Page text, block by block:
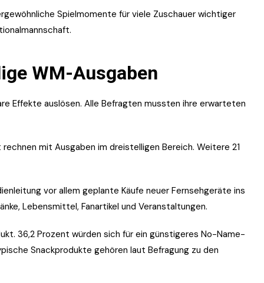
Spielmomente für viele Zuschauer wichtiger
WM-Ausgaben
Effekte auslösen. Alle Befragten mussten ihre erwarteten
mit Ausgaben im dreistelligen Bereich. Weitere 21
vor allem geplante Käufe neuer Fernsehgeräte ins
Lebensmittel, Fanartikel und Veranstaltungen.
36,2 Prozent würden sich für ein günstigeres No-Name-
Snackprodukte gehören laut Befragung zu den